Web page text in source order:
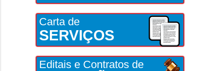
Carta de
SERVIÇOS
Editais e Contratos de